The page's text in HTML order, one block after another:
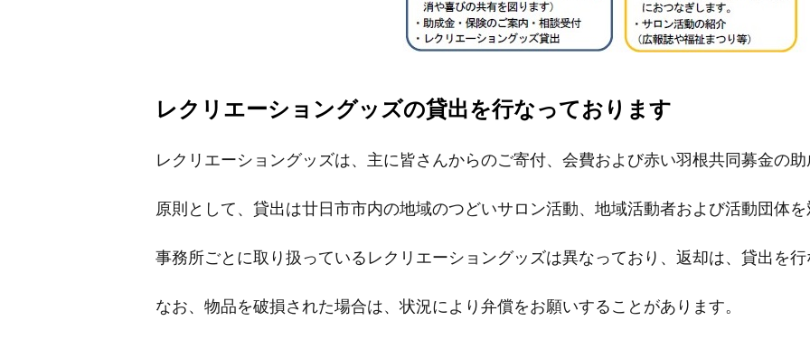
レクリエーショングッズの貸出を行なっております
レクリエーショングッズは、主に皆さんからのご寄付、会費および赤い羽根共同募金の助
原則として、貸出は廿日市市内の地域のつどいサロン活動、地域活動者および活動団体を
事務所ごとに取り扱っているレクリエーショングッズは異なっており、 返却は、貸出を行
なお、物品を破損された場合は、状況により弁償をお願いすることがあります。